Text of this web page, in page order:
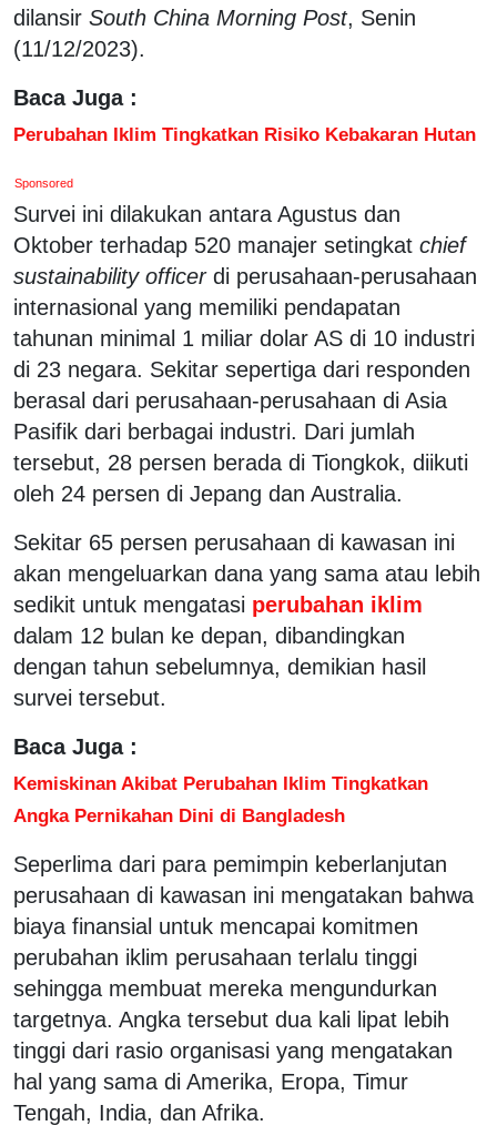
dilansir South China Morning Post, Senin
(11/12/2023).
Baca Juga :
Perubahan Iklim Tingkatkan Risiko Kebakaran Hutan
Sponsored
Survei ini dilakukan antara Agustus dan
Oktober terhadap 520 manajer setingkat chief
sustainability officerdi perusahaan-perusahaan
internasional yang memiliki pendapatan
tahunan minimal 1 miliar dolar AS di 10 industri
di 23 negara. Sekitar sepertiga dari responden
berasal dari perusahaan-perusahaan di Asia
Pasifik dari berbagai industri. Dari jumlah
tersebut, 28 persen berada di Tiongkok, diikuti
oleh 24 persen di Jepang dan Australia.
Sekitar 65 persen perusahaan di kawasan ini
akan mengeluarkan dana yang sama atau lebih
sedikit untuk mengatasi perubahan iklim
dalam 12 bulan ke depan, dibandingkan
dengan tahun sebelumnya, demikian hasil
survei tersebut.
Baca Juga :
Kemiskinan Akibat Perubahan Iklim Tingkatkan
Angka Pernikahan Dini di Bangladesh
Seperlima dari para pemimpin keberlanjutan
perusahaan di kawasan ini mengatakan bahwa
biaya finansial untuk mencapai komitmen
perubahan iklim perusahaan terlalu tinggi
sehingga membuat mereka mengundurkan
targetnya. Angka tersebut dua kali lipat lebih
tinggi dari rasio organisasi yang mengatakan
hal yang sama di Amerika, Eropa, Timur
Tengah, India, dan Afrika.